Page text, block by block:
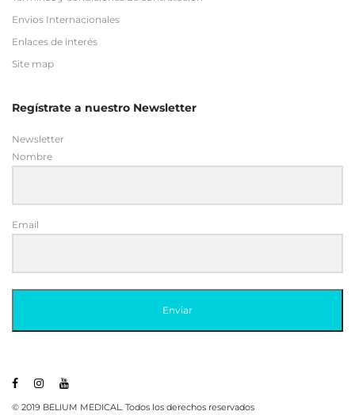
Regístrate a nuestro Newsletter
Newsletter
Email
website's accessibility.